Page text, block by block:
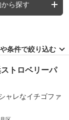
から探す
条件で絞り込む
トロベリーパ
ャレなイチゴファ